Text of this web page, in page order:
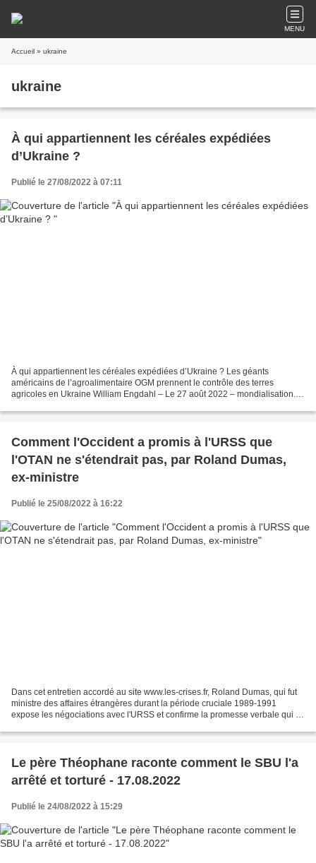
MENU
Accueil » ukraine
ukraine
À qui appartiennent les céréales expédiées
d’Ukraine ?
Publié le 27/08/2022 à 07:11
À qui appartiennent les céréales expédiées d’Ukraine ? Les géants
américains de l’agroalimentaire OGM prennent le contrôle des terres
agricoles en Ukraine William Engdahl – Le 27 août 2022 – mondialisation.ca
Comment l'Occident a promis à l'URSS que
l'OTAN ne s'étendrait pas, par Roland Dumas,
ex-ministre
Publié le 25/08/2022 à 16:22
Dans cet entretien accordé au site www.les-crises.fr, Roland Dumas, qui fut
ministre des affaires étrangères durant la période cruciale 1989-1991
expose les négociations avec l'URSS et confirme la promesse verbale qui lui
Le père Théophane raconte comment le SBU l'a
arrêté et torturé - 17.08.2022
Publié le 24/08/2022 à 15:29